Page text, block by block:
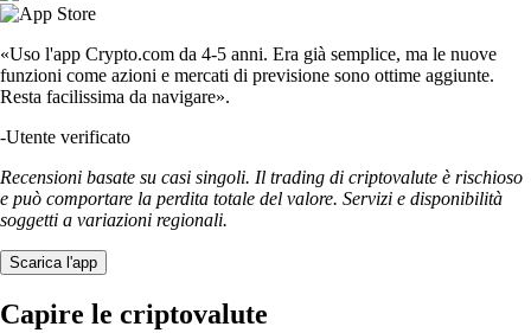
«Uso l'app Crypto.com da 4-5 anni. Era già semplice, ma le nuove
funzioni come azioni e mercati di previsione sono ottime aggiunte.
Resta facilissima da navigare».
-Utente verificato
Recensioni basate su casi singoli. Il trading di criptovalute è rischioso
e può comportare la perdita totale del valore. Servizi e disponibilità
soggetti a variazioni regionali.
Scarica l'app
Capire le criptovalute